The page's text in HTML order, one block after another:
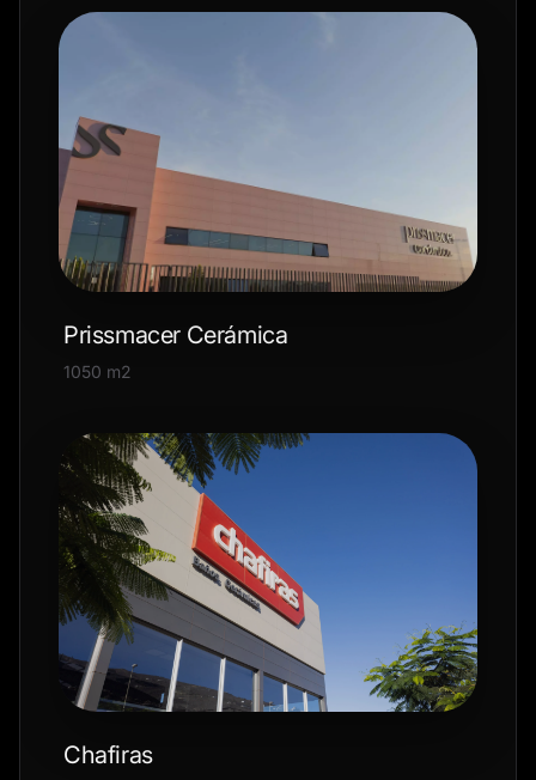
Prissmacer Cerámica
1050 m2
Chafiras